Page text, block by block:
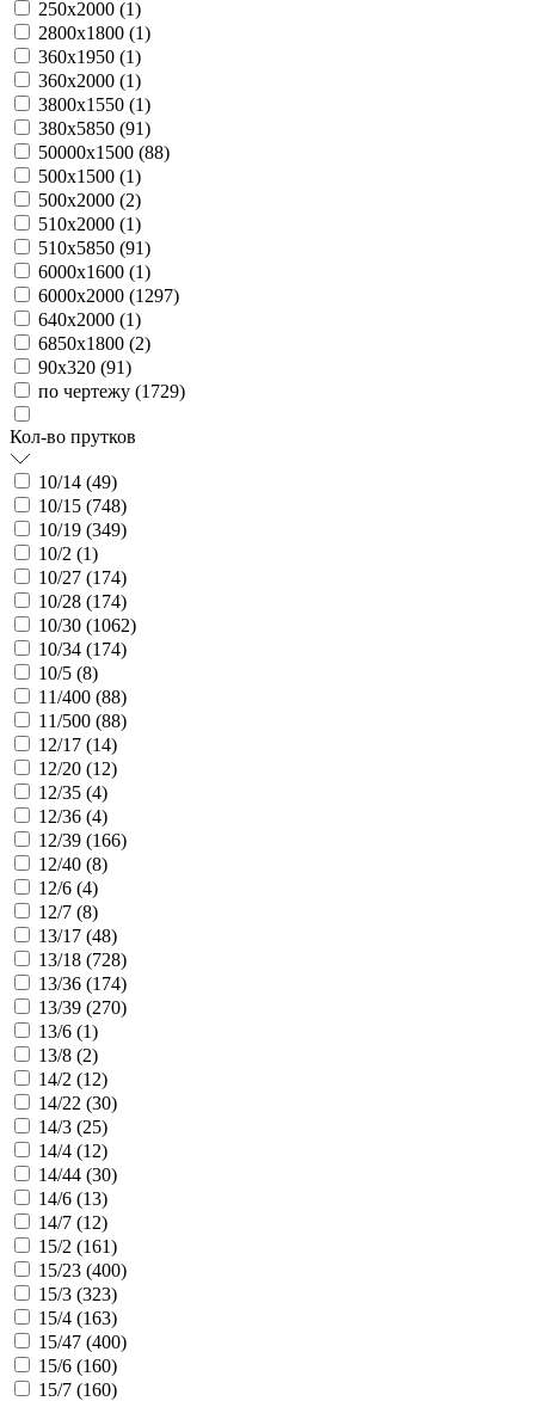
250х2000 (1)
2800х1800 (1)
360х1950 (1)
360х2000 (1)
3800х1550 (1)
380х5850 (91)
50000х1500 (88)
500х1500 (1)
500х2000 (2)
510х2000 (1)
510х5850 (91)
6000х1600 (1)
6000х2000 (1297)
640х2000 (1)
6850х1800 (2)
90х320 (91)
по чертежу (1729)
Кол-во прутков
10/14 (49)
10/15 (748)
10/19 (349)
10/2 (1)
10/27 (174)
10/28 (174)
10/30 (1062)
10/34 (174)
10/5 (8)
11/400 (88)
11/500 (88)
12/17 (14)
12/20 (12)
12/35 (4)
12/36 (4)
12/39 (166)
12/40 (8)
12/6 (4)
12/7 (8)
13/17 (48)
13/18 (728)
13/36 (174)
13/39 (270)
13/6 (1)
13/8 (2)
14/2 (12)
14/22 (30)
14/3 (25)
14/4 (12)
14/44 (30)
14/6 (13)
14/7 (12)
15/2 (161)
15/23 (400)
15/3 (323)
15/4 (163)
15/47 (400)
15/6 (160)
15/7 (160)